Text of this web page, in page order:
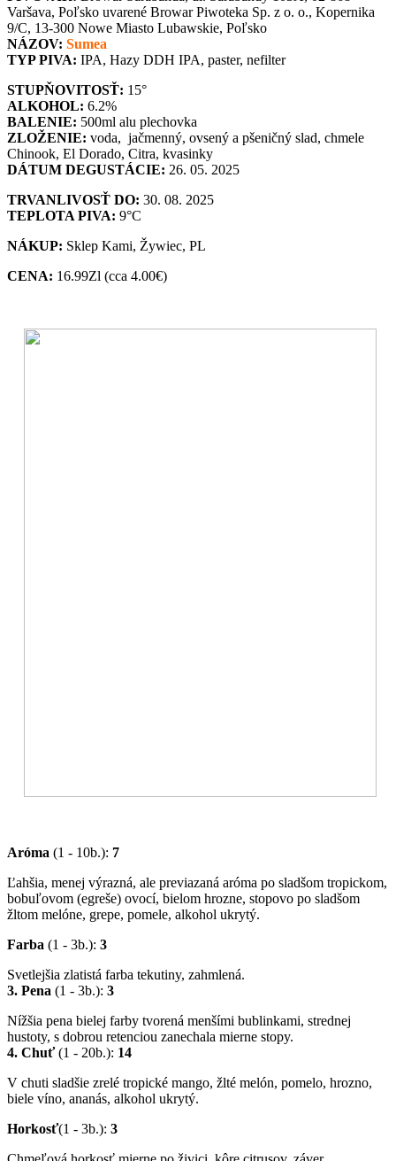
Varšava, Poľsko uvarené Browar Piwoteka Sp. z o. o., Kopernika
9/C, 13-300 Nowe Miasto Lubawskie, Poľsko
NÁZOV: Sumea
TYP PIVA: IPA, Hazy DDH IPA, paster, nefilter
STUPŇOVITOSŤ: 15°
ALKOHOL: 6.2%
BALENIE: 500ml alu plechovka
ZLOŽENIE: voda, jačmenný, ovsený a pšeničný slad, chmele
Chinook, El Dorado, Citra, kvasinky
DÁTUM DEGUSTÁCIE: 26. 05. 2025
TRVANLIVOSŤ DO: 30. 08. 2025
TEPLOTA PIVA: 9°C
NÁKUP: Sklep Kami, Žywiec, PL
CENA: 16.99Zl (cca 4.00€)
Aróma (1 - 10b.): 7
Ľahšia, menej výrazná, ale previazaná aróma po sladšom tropickom,
bobuľovom (egreše) ovocí, bielom hrozne, stopovo po sladšom
žltom melóne, grepe, pomele, alkohol ukrytý.
Farba (1 - 3b.): 3
Svetlejšia zlatistá farba tekutiny, zahmlená.
3. Pena (1 - 3b.): 3
Nížšia pena bielej farby tvorená menšími bublinkami, strednej
hustoty, s dobrou retenciou zanechala mierne stopy.
4. Chuť(1 - 20b.): 14
V chuti sladšie zrelé tropické mango, žlté melón, pomelo, hrozno,
biele víno, ananás, alkohol ukrytý.
Horkosť(1 - 3b.): 3